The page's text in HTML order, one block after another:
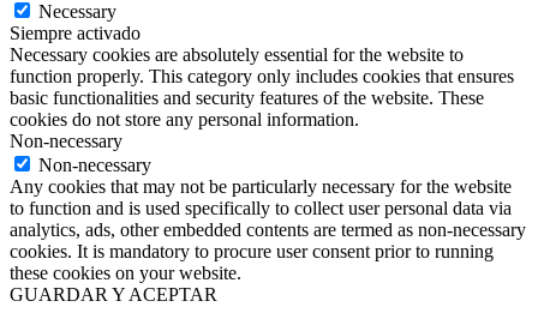
Necessary
Siempre activado
Necessary cookies are absolutely essential for the website to
function properly. This category only includes cookies that ensures
basic functionalities and security features of the website. These
cookies do not store any personal information.
Non-necessary
Non-necessary
Any cookies that may not be particularly necessary for the website
to function and is used specifically to collect user personal data via
analytics, ads, other embedded contents are termed as non-necessary
cookies. It is mandatory to procure user consent prior to running
these cookies on your website.
GUARDAR Y ACEPTAR